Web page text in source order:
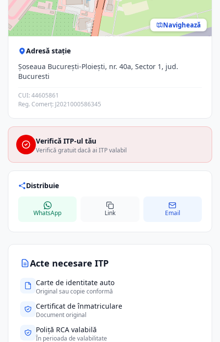
Acte necesare ITP
Carte de identitate auto
Original sau copie conformă
Certificat de înmatriculare
Document original
Poliță RCA valabilă
În perioada de valabilitate
Navighează
Adresă stație
Șoseaua București-Ploiești, nr. 40a, Sector 1, jud.
Bucuresti
CUI: 44605861
Reg. Comerț: J2021000586345
Verifică ITP-ul tău
Verifică gratuit dacă ai ITP valabil
Distribuie
WhatsApp Link Email